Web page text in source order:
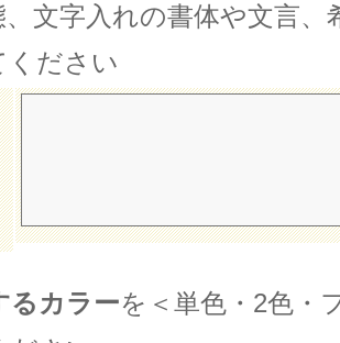
文字入れの書体や文言、
ください
るカラーを＜単色・2色・